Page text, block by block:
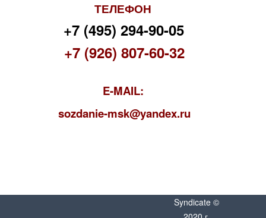
ТЕЛЕФОН
+7 (495) 294-90-05
+7 (926) 807-60-32
E-MAIL:
sozdanie-msk@yandex.ru
Syndicate ©